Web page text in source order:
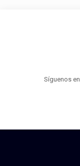
Síguenos en